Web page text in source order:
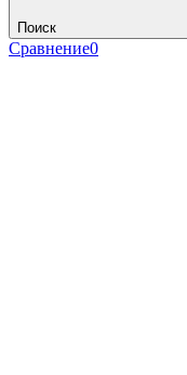
Поиск
Сравнение0